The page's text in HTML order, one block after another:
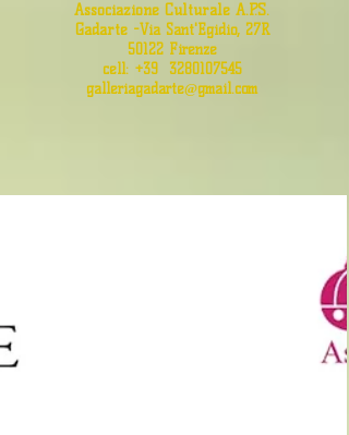
Associazione Culturale A.P.S.
Gadarte-Via Sant'Egidio, 27R
50122 Firenze
cell: +39 3280107545
galleriagadarte@gmail.com